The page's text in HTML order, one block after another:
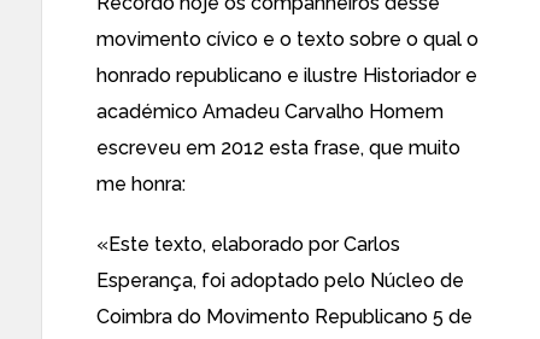
movimento cívico e o texto sobre o qual o
honrado republicano e ilustre Historiador e
académico Amadeu Carvalho Homem
escreveu em 2012 esta frase, que muito
me honra:
«Este texto, elaborado por Carlos
Esperança, foi adoptado pelo Núcleo de
Coimbra do Movimento Republicano 5 de